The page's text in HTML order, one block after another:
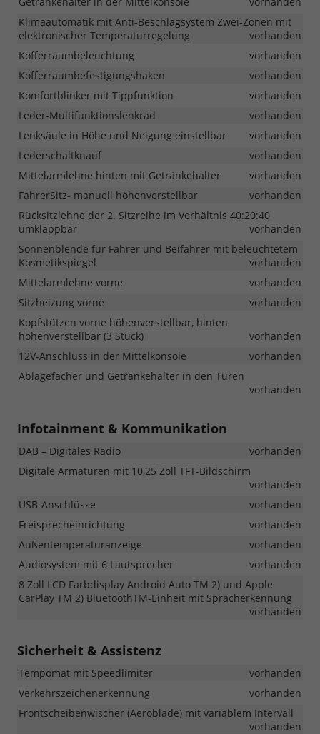
Klimaautomatik mit Anti-Beschlagsystem Zwei-Zonen mit
elektronischer Temperaturregelung
vorhanden
Kofferraumbeleuchtung
vorhanden
Kofferraumbefestigungshaken
vorhanden
Komfortblinker mit Tippfunktion
vorhanden
Leder-Multifunktionslenkrad
vorhanden
Lenksäule in Höhe und Neigung einstellbar
vorhanden
Lederschaltknauf
vorhanden
Mittelarmlehne hinten mit Getränkehalter
vorhanden
FahrerSitz- manuell höhenverstellbar
vorhanden
Rücksitzlehne der 2. Sitzreihe im Verhältnis 40:20:40
umklappbar
vorhanden
Sonnenblende für Fahrer und Beifahrer mit beleuchtetem
Kosmetikspiegel
vorhanden
Mittelarmlehne vorne
vorhanden
Sitzheizung vorne
vorhanden
Kopfstützen vorne höhenverstellbar, hinten
höhenverstellbar (3 Stück)
vorhanden
12V-Anschluss in der Mittelkonsole
vorhanden
Ablagefächer und Getränkehalter in den Türen
vorhanden
Infotainment & Kommunikation
DAB – Digitales Radio
vorhanden
Digitale Armaturen mit 10,25 Zoll TFT-Bildschirm
vorhanden
USB-Anschlüsse
vorhanden
Freisprecheinrichtung
vorhanden
Außentemperaturanzeige
vorhanden
Audiosystem mit 6 Lautsprecher
vorhanden
8 Zoll LCD Farbdisplay Android Auto TM 2) und Apple
CarPlay TM 2) BluetoothTM-Einheit mit Spracherkennung
vorhanden
Sicherheit & Assistenz
Tempomat mit Speedlimiter
vorhanden
Verkehrszeichenerkennung
vorhanden
Frontscheibenwischer (Aeroblade) mit variablem Intervall
vorhanden